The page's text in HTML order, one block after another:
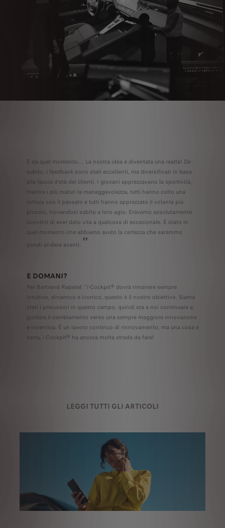
E da quel momento.... La nostra idea è diventata una realtà! Da
subito, i feedback sono stati eccellenti, ma diversificati in base
alla fascia d'età dei clienti. I giovani apprezzavano la sportività,
mentre i più maturi la maneggevolezza, tutti hanno colto una
rottura con il passato e tutti hanno apprezzato il volante più
piccolo, trovandosi subito a loro agio. Eravamo assolutamente
convinti di aver dato vita a qualcosa di eccezionale. È stato in
quel momento che abbiamo avuto la certezza che saremmo
potuti andare avanti. ”
E DOMANI?
Per Bertrand Rapatel: "i-Cockpit® dovrà rimanere sempre
intuitivo, dinamico e iconico, questo è il nostro obiettivo. Siamo
stati i precursori in questo campo, quindi sta a noi continuare a
guidare il cambiamento verso una sempre maggiore innovazione
e inventiva. È un lavoro continuo di rinnovamento, ma una cosa è
certa, i-Cockpit® ha ancora molta strada da fare!
LEGGI TUTTI GLI ARTICOLI